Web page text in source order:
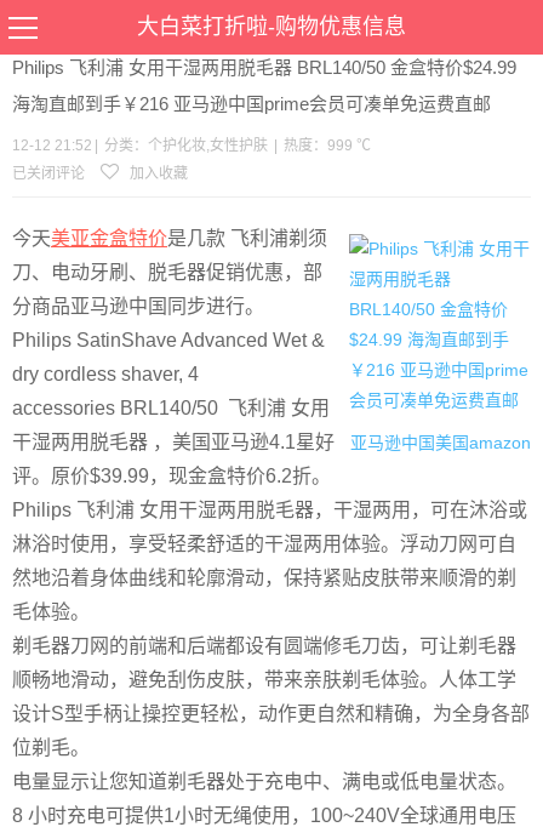
大白菜打折啦-购物优惠信息
当前位置： 优惠>个护化妆女性护肤>文章详情
Philips 飞利浦 女用干湿两用脱毛器 BRL140/50 金盒特价$24.99
海淘直邮到手￥216 亚马逊中国prime会员可凑单免运费直邮
12-12 21:52 分类： 个护化妆,女性护肤
热度：999 ℃
已关闭评论
加入收藏
亚马逊中国美国amazon
今天美亚金盒特价是几款 飞利浦剃须
刀、电动牙刷、脱毛器促销优惠，部
分商品亚马逊中国同步进行。
Philips SatinShave Advanced Wet &
dry cordless shaver, 4
accessories BRL140/50 飞利浦 女用
干湿两用脱毛器 ，美国亚马逊4.1星好
评。原价$39.99，现金盒特价6.2折。
Philips 飞利浦 女用干湿两用脱毛器，干湿两用，可在沐浴或
淋浴时使用，享受轻柔舒适的干湿两用体验。浮动刀网可自
然地沿着身体曲线和轮廓滑动，保持紧贴皮肤带来顺滑的剃
毛体验。
剃毛器刀网的前端和后端都设有圆端修毛刀齿，可让剃毛器
顺畅地滑动，避免刮伤皮肤，带来亲肤剃毛体验。人体工学
设计S型手柄让操控更轻松，动作更自然和精确，为全身各部
位剃毛。
电量显示让您知道剃毛器处于充电中、满电或低电量状态。
8 小时充电可提供1小时无绳使用，100~240V全球通用电压